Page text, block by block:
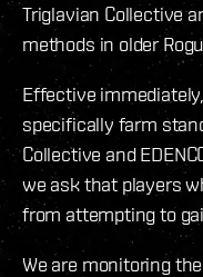
Triglavian Collective
methods in older
Effective
specifically farm
Collective and
we ask that players
from attempting to
We are monitoring